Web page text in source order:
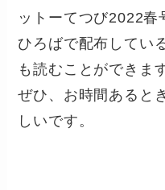
ットーてつび2022春
ひろばで配布してい
も読むことができま
ぜひ、お時間あると
しいです。